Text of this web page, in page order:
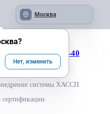
Москва
8 800 333-25-40
системы ХАССП
сертификации
?
Нет, изменить